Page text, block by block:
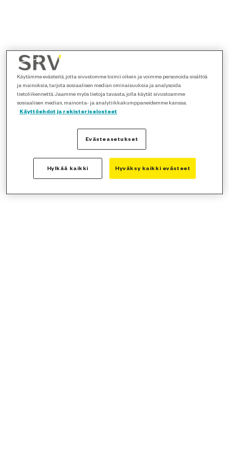
Käytämme evästeitä, jotta sivustomme toimii oikein ja voimme personoida sisältöä
ja mainoksia, tarjota sosiaalisen median ominaisuuksia ja analysoida
tietoliikennettä. Jaamme myös tietoja tavasta, jolla käytät sivustoamme
sosiaalisen median, mainonta- ja analytiikkakumppaneidemme kanssa.
Käyttöehdot ja rekisteriselosteet
Evästeasetukset
Hylkää kaikki Hyväksy kaikki evästeet